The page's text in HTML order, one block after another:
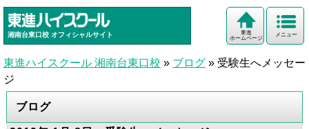
湘南台東口校 オフィシャルサイト メニュー
東進
ホームページ
東進ハイスクール 湘南台東口校 » ブログ » 受験生へメッセー
ジ
ブログ